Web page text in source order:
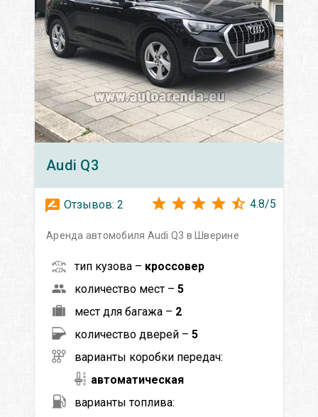
Audi Q3
Отзывов: 2 4.8/5
Аренда автомобиля Audi Q3 в Шверине
тип кузова – кроссовер
количество мест – 5
мест для багажа – 2
количество дверей – 5
варианты коробки передач:
автоматическая
варианты топлива: